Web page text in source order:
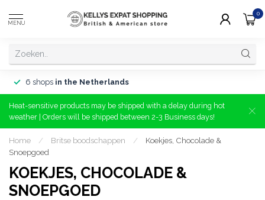
MENU
0
6 shops in the Netherlands
Heat-sensitive products may be shipped with a delay during hot
weather | Orders will be shipped between 2-3 Business days!
Home / Britse boodschappen /
Koekjes, Chocolade &
Snoepgoed
KOEKJES, CHOCOLADE &
SNOEPGOED